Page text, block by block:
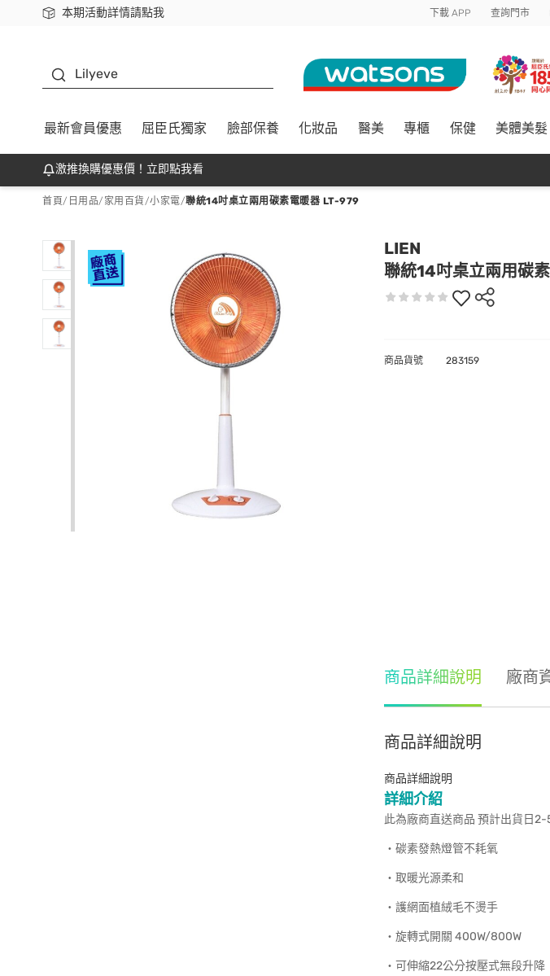
本期活動詳情請點我
下載app最高回饋$350 下載 APP 查詢門市
Lilyeve
最新會員優惠 屈臣氏獨家 臉部保養 化妝品 醫美 專櫃 保健 美體美髮
激推換購優惠價！立即點我看
首頁/ 日用品/ 家用百貨/小家電/聯統14吋桌立兩用碳素電暖器 LT-979
LIEN
聯統14吋桌立兩用碳
商品貨號 283159
商品詳細說明 廠商
商品詳細說明
商品詳細說明
詳細介紹
此為廠商直送商品 預計出貨日2-
‧碳素發熱燈管不耗氧
‧取暖光源柔和
‧護網面植絨毛不燙手
‧旋轉式開關 400W/800W
‧可伸縮22公分按壓式無段升降